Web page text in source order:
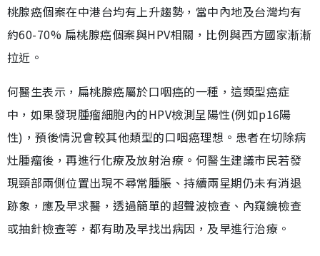
桃腺癌個案在中港台均有上升趨勢，當中內地及台灣均有
約60-70% 扁桃腺癌個案與HPV相關，比例與西方國家漸漸
拉近。
何醫生表示，扁桃腺癌屬於口咽癌的一種，這類型癌症
中，如果發現腫瘤細胞內的HPV檢測呈陽性(例如p16陽
性)，預後情況會較其他類型的口咽癌理想。患者在切除病
灶腫瘤後，再進行化療及放射治療。何醫生建議市民若發
現頸部兩側位置出現不尋常腫脹、持續兩星期仍未有消退
跡象，應及早求醫，透過簡單的超聲波檢查、內窺鏡檢查
或抽針檢查等，都有助及早找出病因，及早進行治療。